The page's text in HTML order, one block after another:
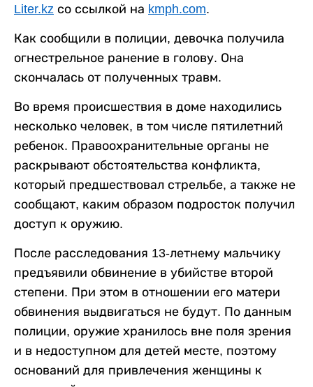
Liter.kz со ссылкой на kmph.com.
Как сообщили в полиции, девочка получила
огнестрельное ранение в голову. Она
скончалась от полученных травм.
Во время происшествия в доме находились
несколько человек, в том числе пятилетний
ребенок. Правоохранительные органы не
раскрывают обстоятельства конфликта,
который предшествовал стрельбе, а также не
сообщают, каким образом подросток получил
доступ к оружию.
После расследования 13-летнему мальчику
предъявили обвинение в убийстве второй
степени. При этом в отношении его матери
обвинения выдвигаться не будут. По данным
полиции, оружие хранилось вне поля зрения
и в недоступном для детей месте, поэтому
оснований для привлечения женщины к